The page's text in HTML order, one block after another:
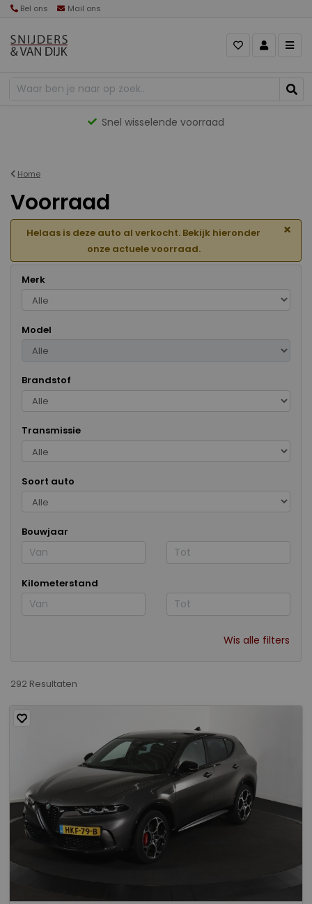
Bel ons Mail ons
Gevarieerd aanbod
Home
Voorraad
Helaas is deze auto al verkocht. Bekijk hieronder
onze actuele voorraad.
×
Merk
Model
Brandstof
Transmissie
Soort auto
Bouwjaar
Kilometerstand
Wis alle filters
292 Resultaten